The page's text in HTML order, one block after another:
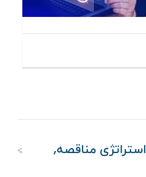
استراتژی مناقصه,